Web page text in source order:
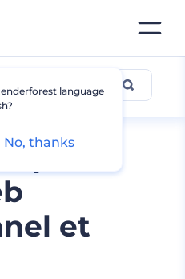
et
language
No, thanks